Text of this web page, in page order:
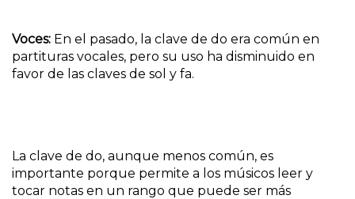
Voces: En el pasado, la clave de do era común en
partituras vocales, pero su uso ha disminuido en
favor de las claves de sol y fa.
La clave de do, aunque menos común, es
importante porque permite a los músicos leer y
tocar notas en un rango que puede ser más